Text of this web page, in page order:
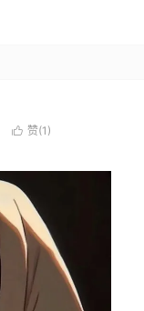
 赞(1 )